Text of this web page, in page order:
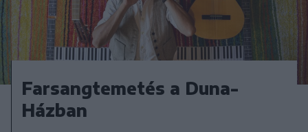
Farsangtemetés a Duna-
Házban